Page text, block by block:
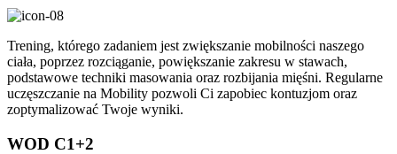
Trening, którego zadaniem jest zwiększanie mobilności naszego
ciała, poprzez rozciąganie, powiększanie zakresu w stawach,
podstawowe techniki masowania oraz rozbijania mięśni. Regularne
uczęszczanie na Mobility pozwoli Ci zapobiec kontuzjom oraz
zoptymalizować Twoje wyniki.
WOD C1+2